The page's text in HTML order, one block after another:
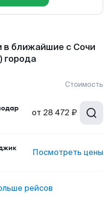
в ближайшие с Сочи
города
Стоимость
от 28 472 ₽
Посмотреть цены
рейсов